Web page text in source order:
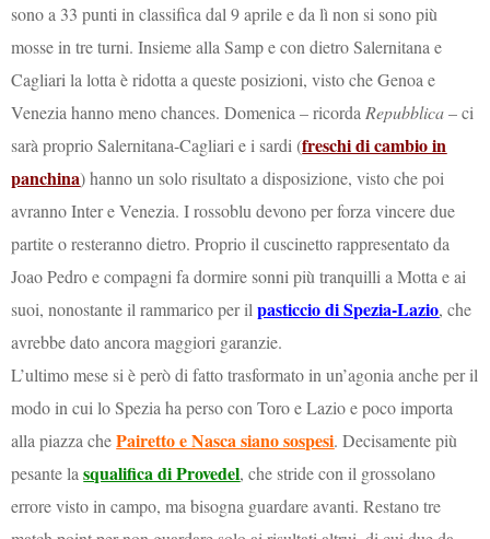
sono a 33 punti in classifica dal 9 aprile e da lì non si sono più
mosse in tre turni. Insieme alla Samp e con dietro Salernitana e
Cagliari la lotta è ridotta a queste posizioni, visto che Genoa e
Venezia hanno meno chances. Domenica – ricorda Repubblica– ci
sarà proprio Salernitana-Cagliari e i sardi (freschi di cambio in
panchina) hanno un solo risultato a disposizione, visto che poi
avranno Inter e Venezia. I rossoblu devono per forza vincere due
partite o resteranno dietro. Proprio il cuscinetto rappresentato da
Joao Pedro e compagni fa dormire sonni più tranquilli a Motta e ai
suoi, nonostante il rammarico per ilpasticcio di Spezia-Lazio, che
avrebbe dato ancora maggiori garanzie.
L’ultimo mese si è però di fatto trasformato in un’agonia anche per il
modo in cui lo Spezia ha perso con Toro e Lazio e poco importa
alla piazza chePairetto e Nasca siano sospesi. Decisamente più
pesante lasqualifica di Provedel, che stride con il grossolano
errore visto in campo, ma bisogna guardare avanti. Restano tre